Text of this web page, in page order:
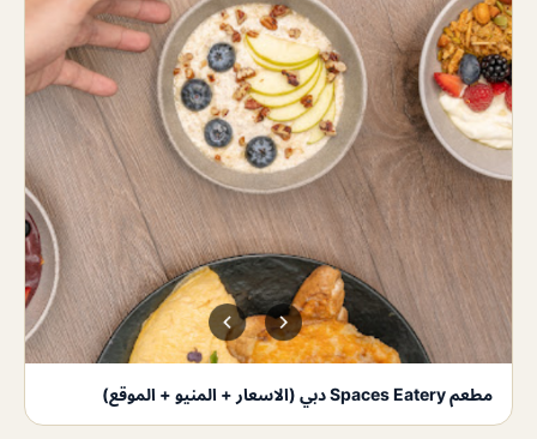
مطعم Spaces Eatery دبي (الاسعار + المنيو + الموقع)